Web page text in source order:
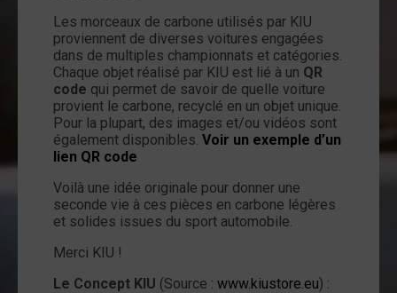
Les morceaux de carbone utilisés par KIU
proviennent de diverses voitures engagées
dans de multiples championnats et catégories.
Chaque objet réalisé par KIU est lié à un QR
code qui permet de savoir de quelle voiture
provient le carbone, recyclé en un objet unique.
Pour la plupart, des images et/ou vidéos sont
également disponibles. Voir un exemple d’un
lien QR code
Voilà une idée originale pour donner une
seconde vie à ces pièces en carbone légères
et solides issues du sport automobile.
Merci KIU !
Le Concept KIU (Source : www.kiustore.eu) :